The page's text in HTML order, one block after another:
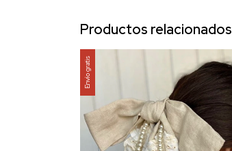
Productos relacionados
Envío gratis